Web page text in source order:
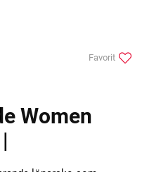
Favorit
Women